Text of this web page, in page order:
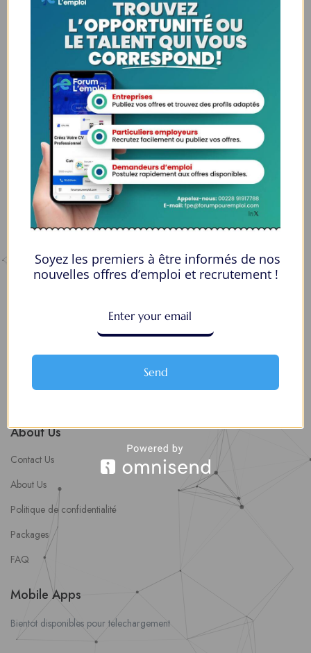
fpe@forumpouremploi.com / 0022891917788
Espaces Candidats
Parcourir les Candidats
Tableau de Bord
Alertes d’Emploi
Mes Favoris
Postuler en ligne : 5 erreurs courantes à éviter pour maximiser vos
chances
8 Décisions Importantes Pour Ne Pas Vivre Avec Des Regrets
Espace Employeurs
About Us
Contact Us
About Us
Politique de confidentialité
Packages
FAQ
Mobile Apps
Bientot disponibles pour telechargement
Soyez les premiers à être informés de nos
nouvelles offres d’emploi et recrutement !
Send